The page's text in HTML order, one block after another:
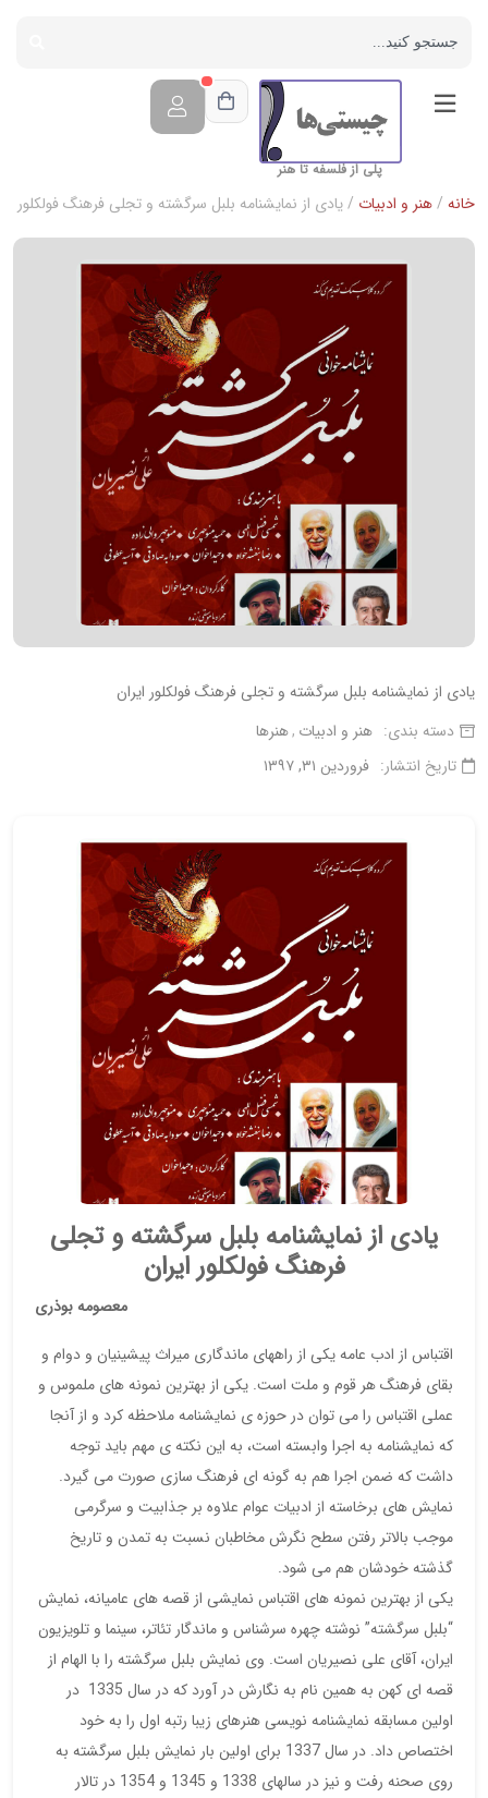
پلی از فلسفه تا هنر
خانه /هنر و ادبیات / یادی از نمایشنامه بلبل سرگشته و تجلی فرهنگ فولکلور
یادی از نمایشنامه بلبل سرگشته و تجلی فرهنگ فولکلور ایران
دسته بندی: هنر و ادبیات هنرها
تاریخ انتشار: فروردین ۳۱, ۱۳۹۷
یادی از نمایشنامه بلبل سرگشته و تجلی
فرهنگ فولکلور ایران
معصومه بوذری
اقتباس از ادب عامه یکی از راههای ماندگاری میراث پیشینیان و دوام و
بقای فرهنگ هر قوم و ملت است. یکی از بهترین نمونه های ملموس و
عملی اقتباس را می توان در حوزه ی نمایشنامه ملاحظه کرد و از آنجا
که نمایشنامه به اجرا وابسته است، به این نکته ی مهم باید توجه
داشت که ضمن اجرا هم به گونه ای فرهنگ سازی صورت می گیرد.
نمایش های برخاسته از ادبیات عوام علاوه بر جذابیت و سرگرمی
موجب بالاتر رفتن سطح نگرش مخاطبان نسبت به تمدن و تاریخ
گذشته خودشان هم می شود.
یکی از بهترین نمونه های اقتباس نمایشی از قصه های عامیانه، نمایش
“بلبل سرگشته” نوشته چهره سرشناس و ماندگار تئاتر، سینما و تلویزیون
ایران، آقای علی نصیریان است. وی نمایش بلبل سرگشته را با الهام از
قصه ای کهن به همین نام به نگارش در آورد که در سال 1335 در
اولین مسابقه نمایشنامه نویسی هنرهای زیبا رتبه اول را به خود
اختصاص داد. در سال 1337 برای اولین بار نمایش بلبل سرگشته به
روی صحنه رفت و نیز در سالهای 1338 و 1345 و 1354 در تالار